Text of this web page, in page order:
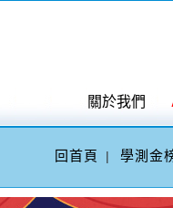
關於我們
回首頁 | 學測金